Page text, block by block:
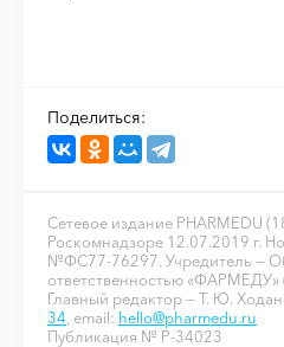
Поделиться:
Сетевое издание PHARMEDU
Роскомнадзоре 12.07.2019 г.
№ФС77-76297. Учредитель —
ответственностью
Главный редактор — Т. Ю.
34 , email: hello@pharmedu.ru
Публикация № P-34023